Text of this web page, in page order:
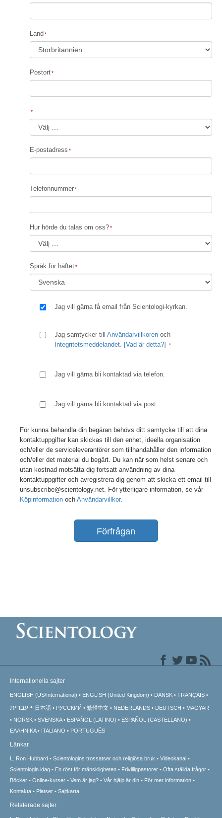
Land
Postort
E-postadress
Telefonnummer
Hur hörde du talas om oss?
Språk för häftet
Jag vill gärna få email från Scientologi-kyrkan.
Jag samtycker till Användarvillkoren och
Integritetsmeddelandet. [Vad är detta?]
Jag vill gärna bli kontaktad via telefon.
Jag vill gärna bli kontaktad via post.
För kunna behandla din begäran behövs ditt samtycke till att dina
kontaktuppgifter kan skickas till den enhet, ideella organisation
och/eller de serviceleverantörer som tillhandahåller den information
och/eller det material du begärt. Du kan när som helst senare och
utan kostnad motsätta dig fortsatt användning av dina
kontaktuppgifter och avregistrera dig genom att skicka ett email till
unsubscribe@scientology.net. För ytterligare information, se vår
Köpinformation och Användarvillkor.
Förfrågan
Internationella sajter
ENGLISH (US/International) ENGLISH (United Kingdom) DANSK FRANÇAIS
עברית 日本語 РУССКИЙ 繁體中文 NEDERLANDS DEUTSCH
MAGYAR
NORSK
SVENSKA ESPAÑOL (LATINO)
ESPAÑOL (CASTELLANO)
ΕΛΛΗΝΙΚA
ITALIANO PORTUGUÊS
Länkar
L. Ron Hubbard Scientologins trossatser och religiösa bruk
Videokanal
Scientologin idag
En röst för mänskligheten Frivilligpastorer
Ofta ställda frågor
Böcker
Online-kurser Vem är jag? Vår hjälp är din
För mer information
Kontakta
Platser Sajtkarta
Relaterade sajter